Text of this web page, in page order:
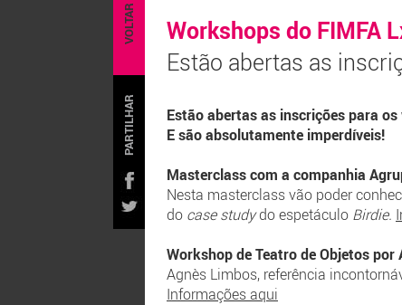
VOLTAR
PARTILHAR
Workshops do FIMFA
Estão abertas as
Estão abertas as inscrições para
E são absolutamente imperdíveis!
Masterclass com a companhia
Nesta masterclass vão poder
do case studydo espetáculo Birdie.
Workshop de Teatro de Objetos
Agnès Limbos, referência
Informações aqui